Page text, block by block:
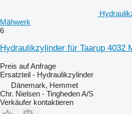
Mähwerk
6
Hydraulikzylinder für Taarup 4032
Preis auf Anfrage
Ersatzteil - Hydraulikzylinder
Dänemark, Hemmet
Chr. Nielsen - Tingheden A/S
Verkäufer kontaktieren